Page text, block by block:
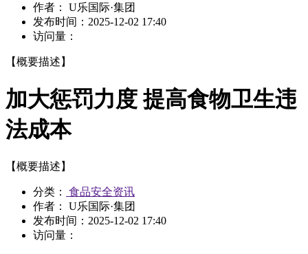
作者： U乐国际·集团
发布时间： 2025-12-02 17:40
访问量：
【概要描述】
加大惩罚力度 提高食物卫生违
法成本
【概要描述】
分类：
食品安全资讯
作者： U乐国际·集团
发布时间： 2025-12-02 17:40
访问量：